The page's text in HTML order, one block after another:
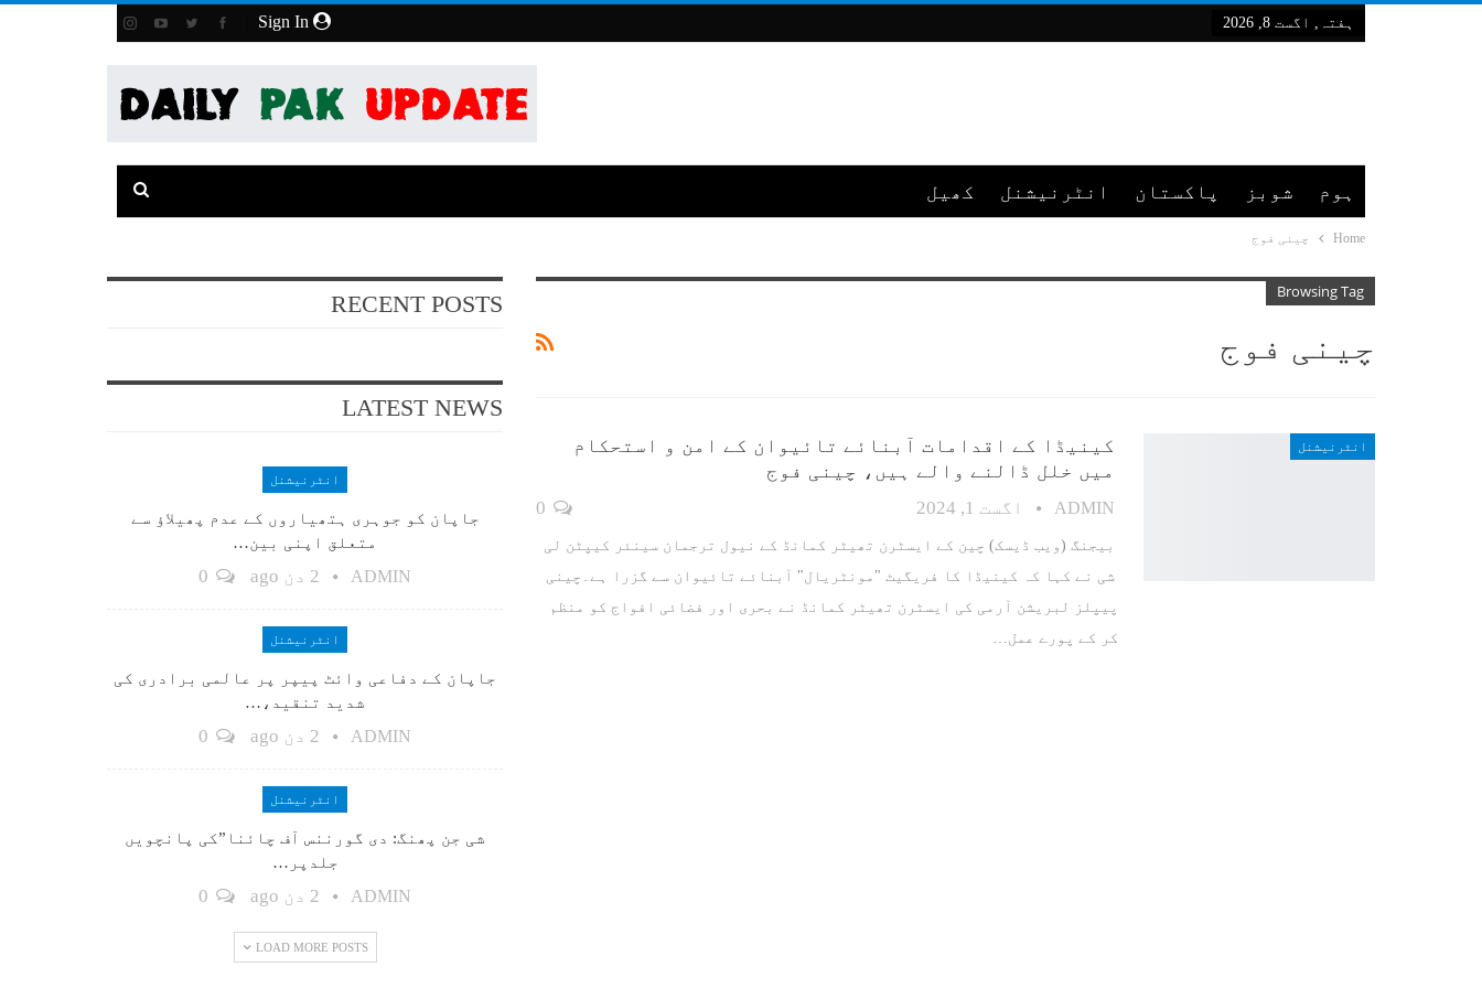
ہفتہ, اگست 8, 2026
ہوم شوبز پاکستان انٹرنیشنل کھیل
Home چینی فوج
Browsing Tag
چینی فوج
انٹرنیشنل
کینیڈا کے اقدامات آبنائے تائیوان کے امن و استحکام
میں خلل ڈالنے والے ہیں، چینی فوج
ADMIN اگست 1, 2024
بیجنگ (ویب ڈیسک) چین کے ایسٹرن تھیٹر کمانڈ کے نیول ترجمان سینئر کیپٹن لی
شی نے کہا کہ کینیڈا کا فریگیٹ "مونٹریال" آبنائے تائیوان سے گزرا ہے۔چینی
پیپلز لبریشن آرمی کی ایسٹرن تھیٹر کمانڈ نے بحری اور فضائی افواج کو منظم
کر کے پورے عمل
RECENT POSTS
LATEST NEWS
انٹرنیشنل
جاپان کو جوہری ہتھیاروں کے عدم پھیلاؤ سے
متعلق اپنی بین…
ADMIN 2 دن ago
انٹرنیشنل
جاپان کے دفاعی وائٹ پیپر پر عالمی برادری کی
شدید تنقید،…
ADMIN 2 دن ago
انٹرنیشنل
شی جن پھنگ: دی گورننس آف چائنا”کی پانچویں
جلدپر…
ADMIN 2 دن ago
LOAD MORE POSTS